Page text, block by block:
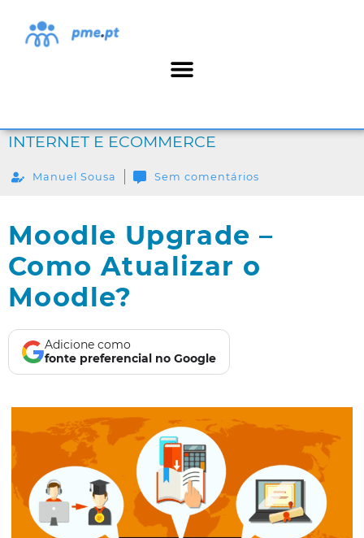
INTERNET E ECOMMERCE
Manuel Sousa Sem comentários
Moodle Upgrade –
Como Atualizar o
Moodle?
Adicione como
fonte preferencial no Google